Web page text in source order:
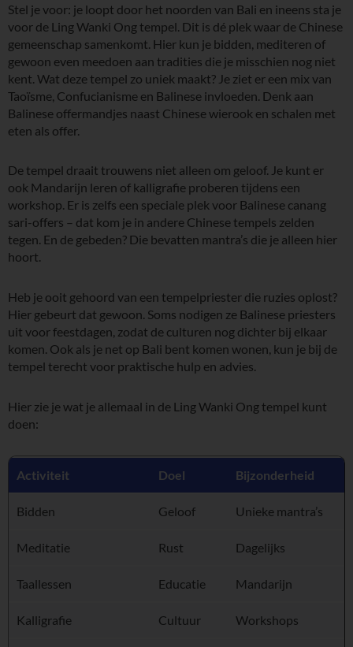
Stel je voor: je loopt door het noorden van Bali en ineens sta je
voor de Ling Wanki Ong tempel. Dit is dé plek waar de Chinese
gemeenschap samenkomt. Hier kun je bidden, mediteren of
gewoon even meedoen aan tradities die je misschien nog niet
kent. Wat deze tempel zo uniek maakt? Je ziet er een mix van
Taoïsme, Confucianisme en Balinese invloeden. Denk aan
Balinese offermandjes naast Chinese wierook en schalen met
eten als offer.
De tempel draait trouwens niet alleen om geloof. Je kunt er
ook Mandarijn leren of kalligrafie proberen tijdens een
workshop. Er is zelfs een speciale plek voor Balinese canang
sari-offers – dat kom je in andere Chinese tempels zelden
tegen. En de gebeden? Die bevatten mantra’s die je alleen hier
hoort.
Heb je ooit gehoord van een tempelpriester die ruzies oplost?
Hier gebeurt dat gewoon. Soms nodigen ze Balinese priesters
uit voor feestdagen, zodat de culturen nog dichter bij elkaar
komen. Ook als je net op Bali bent komen wonen, kun je bij de
tempel terecht voor praktische hulp en advies.
Hier zie je wat je allemaal in de Ling Wanki Ong tempel kunt
doen:
Activiteit Doel Bijzonderheid
Bidden Geloof Unieke mantra’s
Meditatie Rust Dagelijks
Taallessen Educatie Mandarijn
Kalligrafie Cultuur Workshops